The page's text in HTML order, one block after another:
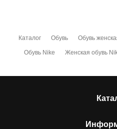
Каталог Обувь Обувь
Обувь Nike Женская обувь